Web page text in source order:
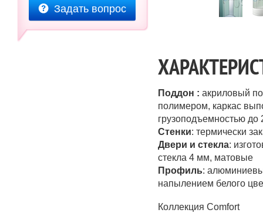
Задать вопрос
Поддон : акриловый
полимером, каркас
грузоподъемностью до
Стенки: термически
Двери и стекла:
стекла 4 мм, матовые
Профиль:
напылением белого
Коллекция Comfort